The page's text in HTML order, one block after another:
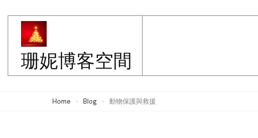
content
(Press
Enter)
珊妮博客空間
Home Blog 動物保護與救援